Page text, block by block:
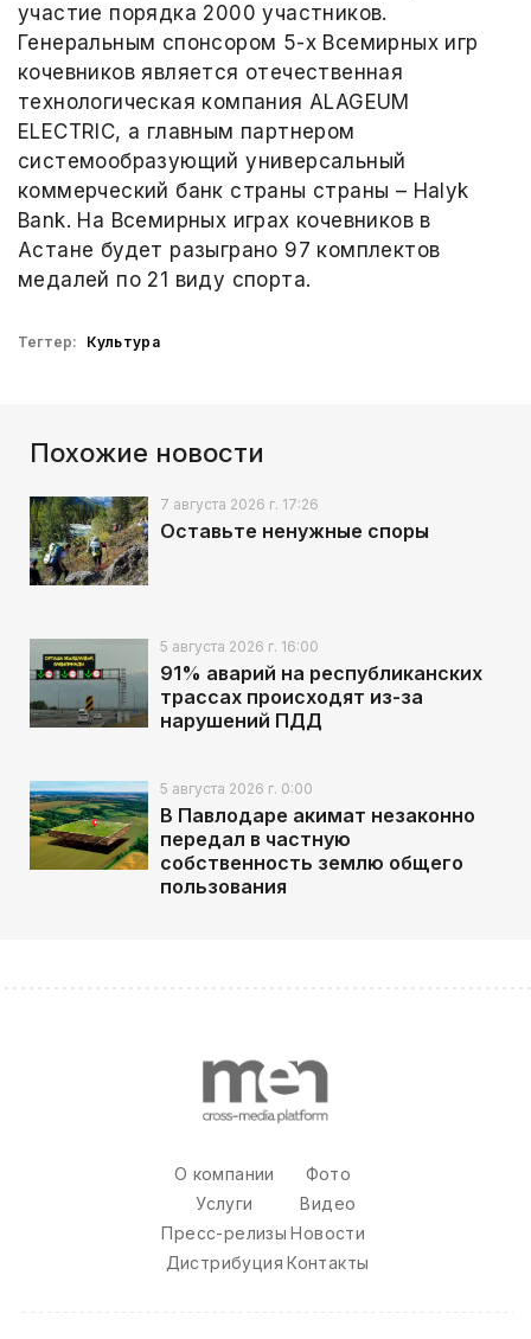
участие порядка 2000 участников.
Генеральным спонсором 5-х Всемирных игр
кочевников является отечественная
технологическая компания ALAGEUM
ELECTRIC, а главным партнером
системообразующий универсальный
коммерческий банк страны страны – Halyk
Bank. На Всемирных играх кочевников в
Астане будет разыграно 97 комплектов
медалей по 21 виду спорта.
Тегтер: Культура
Похожие новости
7 августа 2026 г. 17:26
Оставьте ненужные споры
5 августа 2026 г. 16:00
91% аварий на республиканских
трассах происходят из-за
нарушений ПДД
5 августа 2026 г. 0:00
В Павлодаре акимат незаконно
передал в частную
собственность землю общего
пользования
О компании
Услуги
Пресс-релизы
Дистрибуция
Фото
Видео
Новости
Контакты